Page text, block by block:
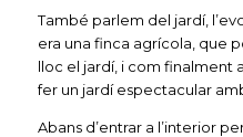
També parlem del jardí,
era una finca agrícola, que
lloc el jardí, i com finalment
fer un jardí espectacular
Abans d’entrar a l’interior